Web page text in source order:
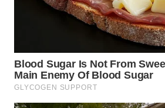
WN
SUMEDANG